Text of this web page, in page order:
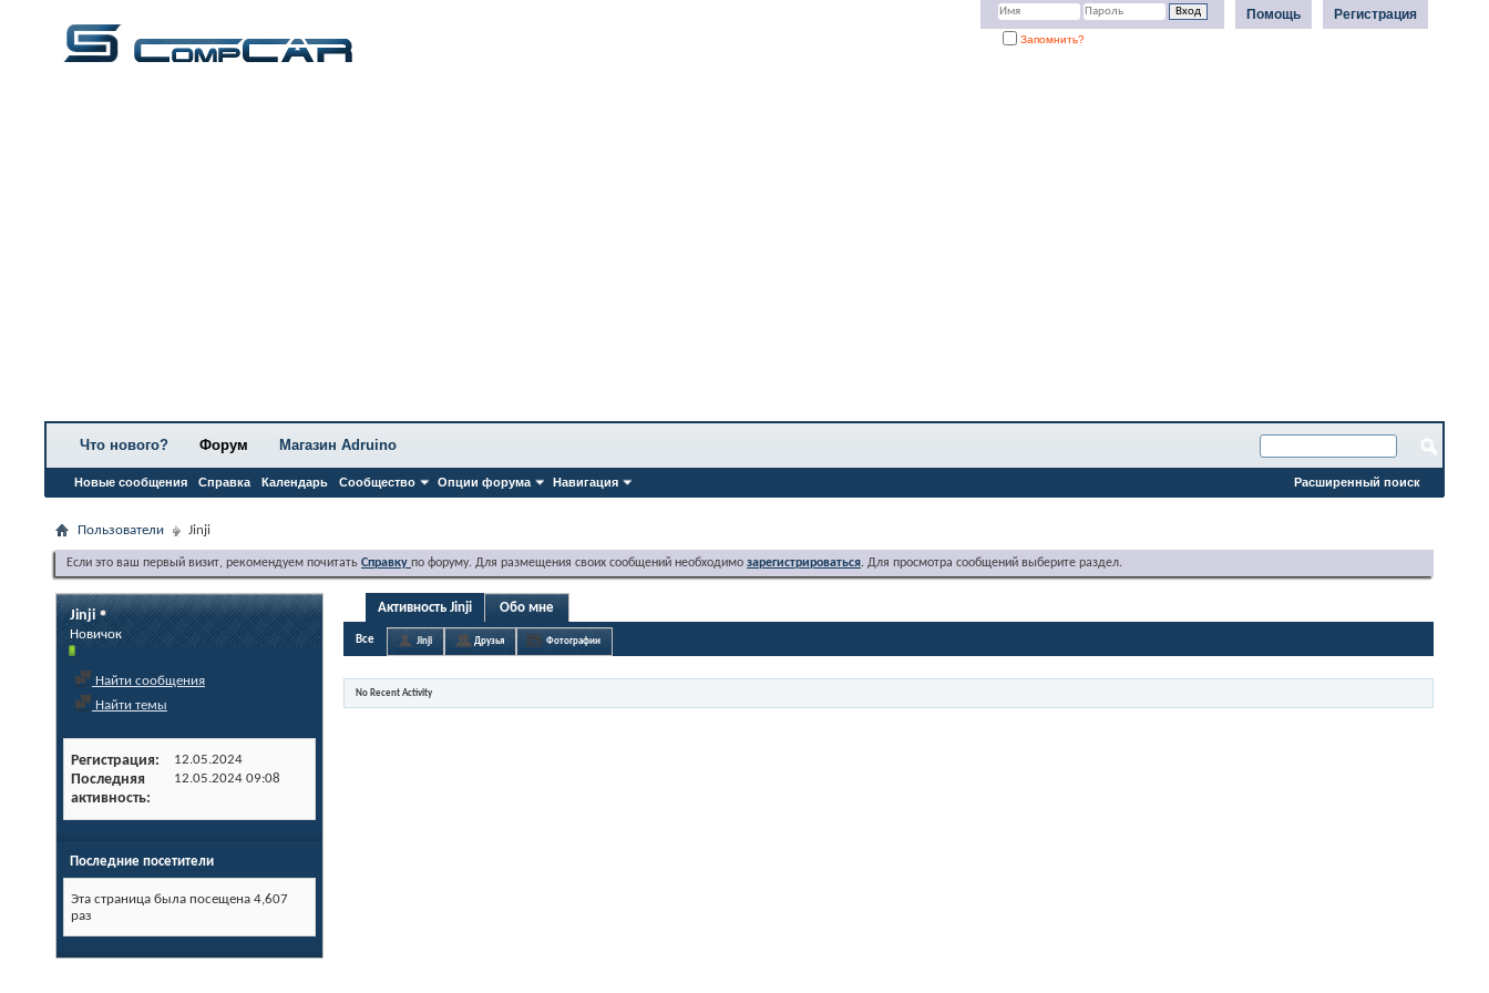
Регистрация
Помощь
Запомнить?
Что нового? Форум
Новые сообщения Справка Календарь Сообщество Опции форума Навигация
Магазин Adruino
Расширенный поиск
Пользователи Jinji
Если это ваш первый визит, рекомендуем почитать Справку по форуму. Для размещения своих сообщений необходимо зарегистрироваться. Для просмотра сообщений выберите раздел.
Jinji
Новичок
Найти сообщения
Найти темы
Регистрация 12.05.2024
Последняя
активность
12.05.2024 09:08
Последние посетители
Эта страница была посещена 4,607
раз
Активность Jinji Обо мне
Все Jinji Друзья Фотографии
No Recent Activity